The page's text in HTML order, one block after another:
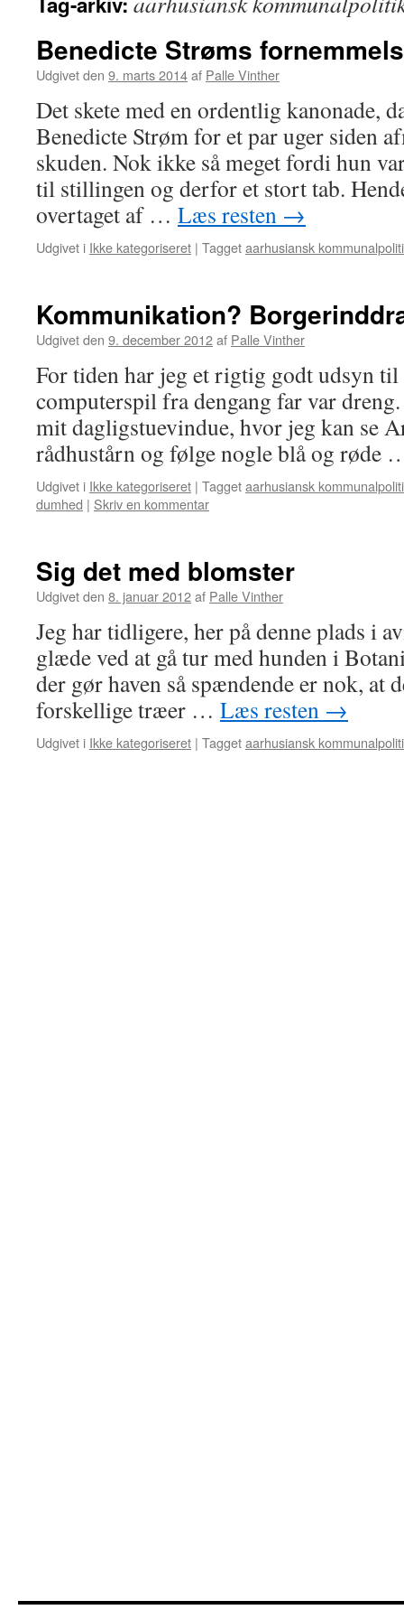
Benedicte Strøms
Udgivet den 9. marts 2014af Palle Vinther
Det skete med en ordentlig kanonade,
Benedicte Strøm for et par uger siden
skuden. Nok ikke så meget fordi hun
til stillingen og derfor et stort tab.
overtaget af … Læs resten →
Udgivet i Ikke kategoriseret | Taggetaarhusiansk
Kommunikation?
Udgivet den 9. december 2012af Palle Vinther
For tiden har jeg et rigtig godt udsyn
computerspil fra dengang far var
mit dagligstuevindue, hvor jeg kan se
rådhustårn og følge nogle blå og røde
Udgivet i Ikke kategoriseret | Taggetaarhusiansk
dumhed | Skriv en kommentar
Sig det med blomster
Udgivet den 8. januar 2012af Palle Vinther
Jeg har tidligere, her på denne plads i
glæde ved at gå tur med hunden i
der gør haven så spændende er nok, at
forskellige træer … Læs resten →
Udgivet i Ikke kategoriseret | Taggetaarhusiansk